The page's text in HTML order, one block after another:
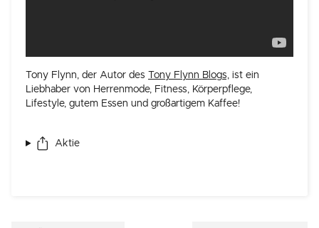
Tony Flynn, der Autor des Tony Flynn Blogs, ist ein
Liebhaber von Herrenmode, Fitness, Körperpflege,
Lifestyle, gutem Essen und großartigem Kaffee!
Aktie